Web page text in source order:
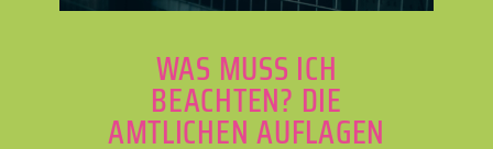
WAS MUSS ICH
BEACHTEN? DIE
AMTLICHEN AUFLAGEN